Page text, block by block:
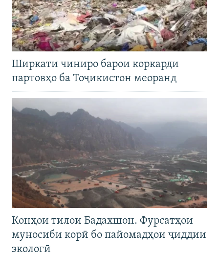
Ширкати чиниро барои коркарди
партовҳо ба Тоҷикистон меоранд
Конҳои тилои Бадахшон. Фурсатҳои
муносиби корӣ бо пайомадҳои ҷиддии
экологӣ